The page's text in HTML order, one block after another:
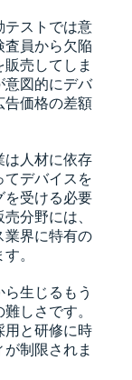
テストでは意
査員から欠陥
売してしま
意図的にデバ
告価格の差額
は人材に依存
てデバイスを
を受ける必要
分野には、
業界に特有の
。
生じるもう
しさです。
用と研修に時
制限されま